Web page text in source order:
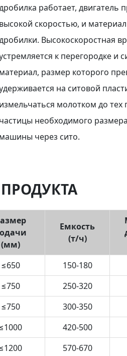
работает, двигатель
высокой скоростью, и
Высокоскоростная
к перегородке и
материал, размер которого
на ситовой
измельчаться молотком до тех
частицы необходимого
машины через сито.
(мм)
Емкость
(т/ч)
≤650 150-180
≤750 250-320
≤750 300-350
420-500
570-670